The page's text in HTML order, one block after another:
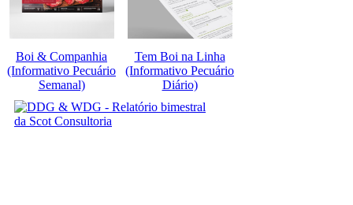
Boi & Companhia
(Informativo Pecuário
Semanal)
Tem Boi na Linha
(Informativo Pecuário
Diário)